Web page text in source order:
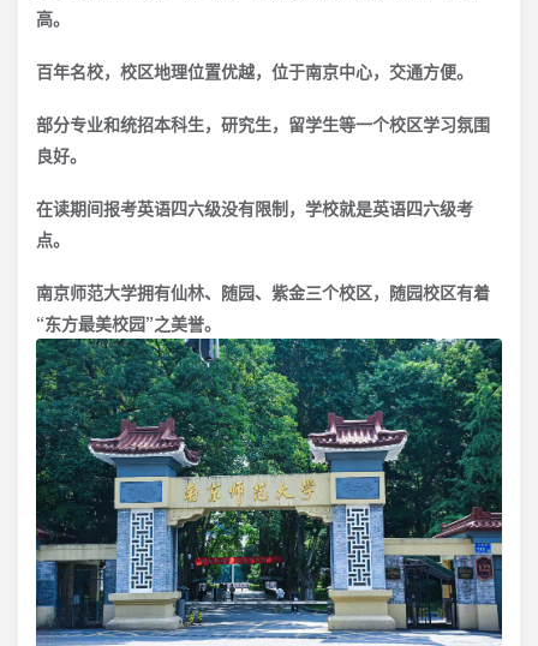
高。
百年名校，校区地理位置优越，位于南京中心，交通方便。
部分专业和统招本科生，研究生，留学生等一个校区学习氛围
良好。
在读期间报考英语四六级没有限制，学校就是英语四六级考
点。
南京师范大学拥有仙林、随园、紫金三个校区，随园校区有着
“东方最美校园”之美誉。